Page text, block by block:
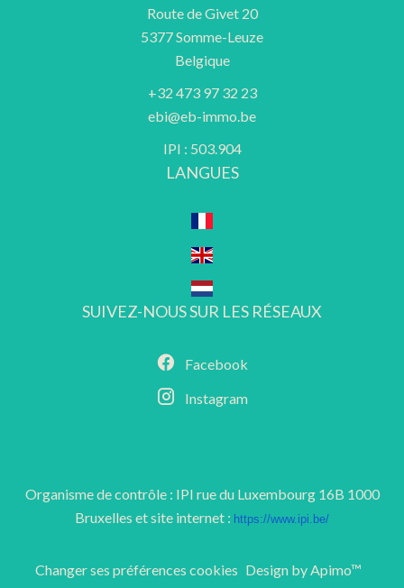
Route de Givet 20
5377Somme-Leuze
Belgique
+32 473 97 32 23
ebi@eb-immo.be
IPI : 503.904
LANGUES
SUIVEZ-NOUS SUR LES RÉSEAUX
Facebook
Instagram
Organisme de contrôle : IPI rue du Luxembourg 16B 1000
Bruxelles et site internet : https://www.ipi.be/
Changer ses préférences cookies Design byApimo™